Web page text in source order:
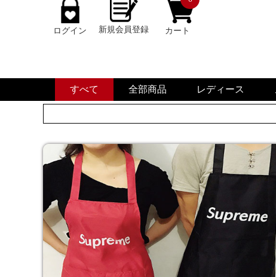
ログイン 新規会員登録 カート
すべて 全部商品 レディース